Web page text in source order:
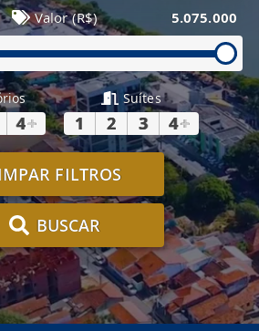
Valor (R$) 5.075.000
4+
Suítes
1 2 3 4+
FILTROS
BUSCAR